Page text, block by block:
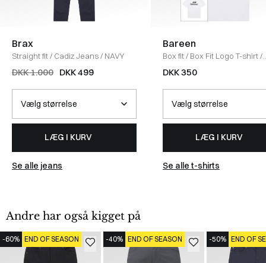
Brax
Straight fit/ Cadiz Jeans/ NAVY
DKK 1.000 DKK 499
LÆG I KURV
Se alle jeans
Bareen
Box fit/ Box Fit Logo T-shirt/
WHITE
DKK 350
LÆG I KURV
Se alle t-shirts
Andre har også kigget på
-60% END OF SEASON -40% END OF SEASON -50% END OF